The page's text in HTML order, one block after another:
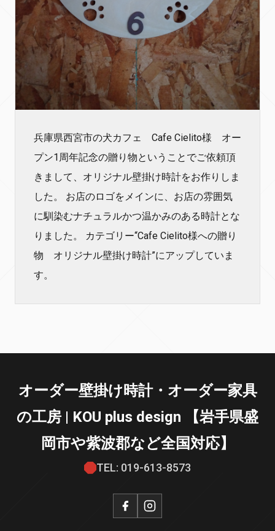
兵庫県西宮市の犬カフェ Cafe Cielito様 オー
プン1周年記念の贈り物ということでご依頼頂
きまして、オリジナル壁掛け時計をお作りしま
した。 お店のロゴをメインに、お店の雰囲気
に馴染むナチュラルかつ温かみのある時計とな
りました。 カテゴリー“Cafe Cielito様への贈り
物 オリジナル壁掛け時計”にアップしていま
す。
オーダー壁掛け時計・オーダー家具
の工房 | KOU plus design 【岩手県盛
岡市や紫波郡など全国対応】
TEL: 019-613-8573